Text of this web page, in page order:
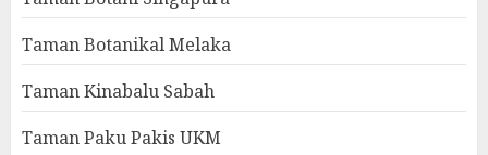
Taman Botanikal Melaka
Taman Kinabalu Sabah
Taman Paku Pakis UKM